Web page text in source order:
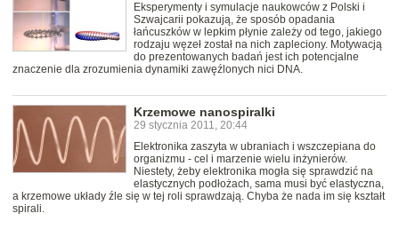
Eksperymenty i symulacje naukowców z Polski i
Szwajcarii pokazują, że sposób opadania
łańcuszków w lepkim płynie zależy od tego, jakiego
rodzaju węzeł został na nich zapleciony. Motywacją
do prezentowanych badań jest ich potencjalne
znaczenie dla zrozumienia dynamiki zawęźlonych nici DNA.
Krzemowe nanospiralki
29 stycznia 2011, 20:44
Elektronika zaszyta w ubraniach i wszczepiana do
organizmu - cel i marzenie wielu inżynierów.
Niestety, żeby elektronika mogła się sprawdzić na
elastycznych podłożach, sama musi być elastyczna,
a krzemowe układy źle się w tej roli sprawdzają. Chyba że nada im się kształt
spirali.